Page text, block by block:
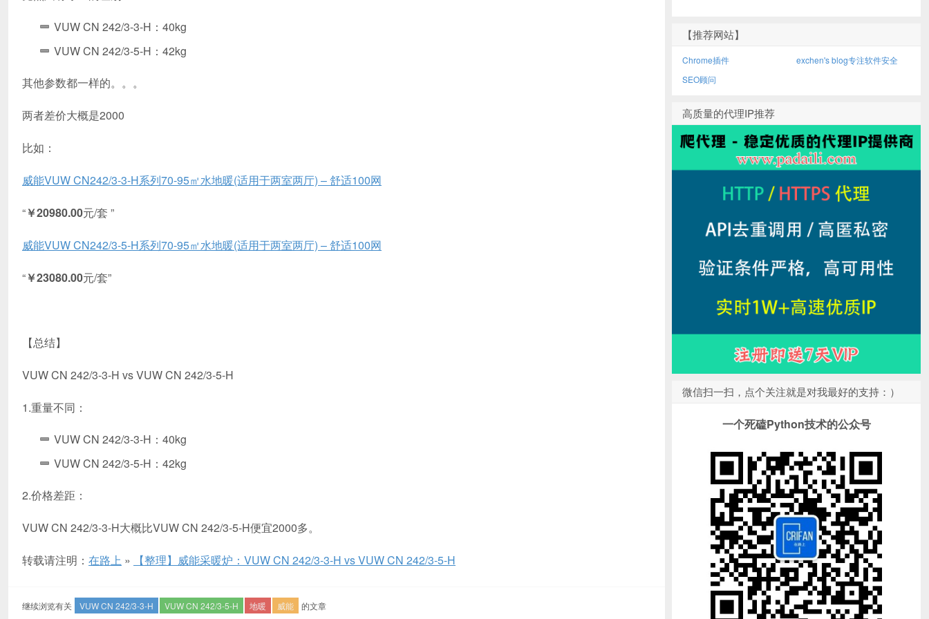
VUW CN 242/3-3-H：40kg
VUW CN 242/3-5-H：42kg
其他参数都一样的。。。
两者差价大概是2000
比如：
威能VUW CN242/3-3-H系列70-95㎡水地暖(适用于两室两厅) – 舒适100网
“￥20980.00元/套 ”
威能VUW CN242/3-5-H系列70-95㎡水地暖(适用于两室两厅) – 舒适100网
“￥23080.00元/套”
【总结】
VUW CN 242/3-3-H vs VUW CN 242/3-5-H
1.重量不同：
VUW CN 242/3-3-H：40kg
VUW CN 242/3-5-H：42kg
2.价格差距：
VUW CN 242/3-3-H大概比VUW CN 242/3-5-H便宜2000多。
转载请注明： 在路上 » 【整理】威能采暖炉：VUW CN 242/3-3-H vs VUW CN 242/3-5-H
继续浏览有关 VUW CN 242/3-3-H VUW CN 242/3-5-H 地暖 威能 的文章
【推荐网站】
Chrome插件
exchen's blog专注软件安全
SEO顾问
高质量的代理IP推荐
微信扫一扫，点个关注就是对我最好的支持：）
一个死磕Python技术的公众号